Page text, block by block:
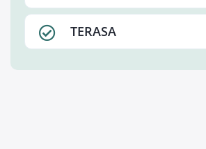
TERASA